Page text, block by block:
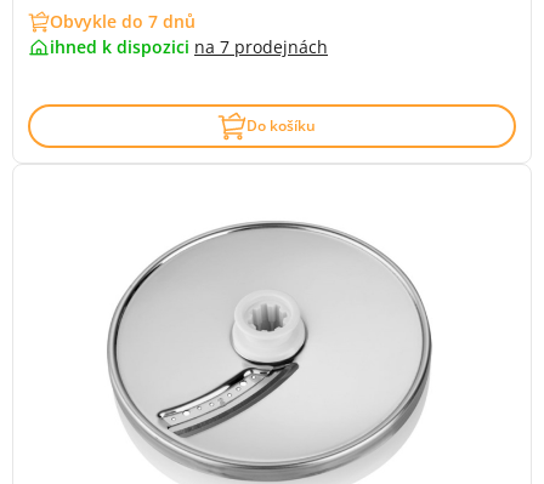
Obvykle do 7 dnů
ihned k dispozici na 7 prodejnách
Do košíku